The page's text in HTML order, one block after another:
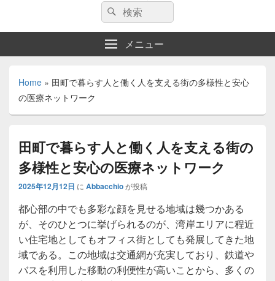
検
索:
検
索
メニュー
Home » 田町で暮らす人と働く人を支える街の多様性と安心
の医療ネットワーク
田町で暮らす人と働く人を支える街の
多様性と安心の医療ネットワーク
2025年12月12日 に Abbacchioが投稿
都心部の中でも多彩な顔を見せる地域は幾つかある
が、そのひとつに挙げられるのが、湾岸エリアに程近
い住宅地としてもオフィス街としても発展してきた地
域である。 この地域は交通網が充実しており、鉄道や
バスを利用した移動の利便性が高いことから、多くの